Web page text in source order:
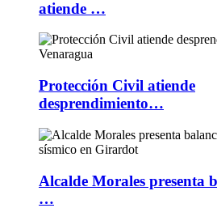
atiende …
Protección Civil atiende
desprendimiento…
Alcalde Morales presenta
…